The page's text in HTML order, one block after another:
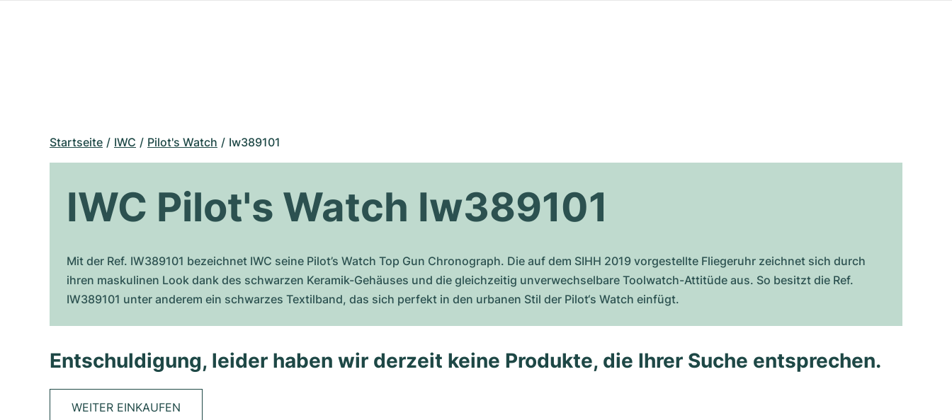
Startseite IWC Pilot's Watch Iw389101
IWC Pilot's Watch Iw389101
Mit der Ref. IW389101 bezeichnet IWC seine Pilot’s Watch Top Gun Chronograph. Die auf dem SIHH 2019 vorgestellte Fliegeruhr zeichnet sich durch
ihren maskulinen Look dank des schwarzen Keramik-Gehäuses und die gleichzeitig unverwechselbare Toolwatch-Attitüde aus. So besitzt die Ref.
IW389101 unter anderem ein schwarzes Textilband, das sich perfekt in den urbanen Stil der Pilot‘s Watch einfügt.
Entschuldigung, leider haben wir derzeit keine Produkte, die Ihrer Suche entsprechen.
WEITER EINKAUFEN